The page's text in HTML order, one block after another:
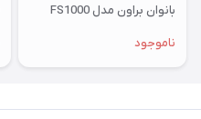
بانوان براون مدل FS1000
ناموجود